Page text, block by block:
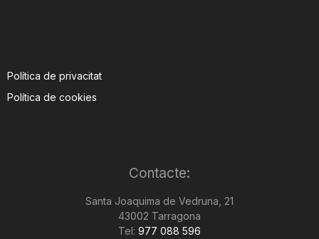
Política de privacitat
Política de cookies
Contacte:
Santa Joaquima de Vedruna, 21
43002 Tarragona
Tel: 977 088 596